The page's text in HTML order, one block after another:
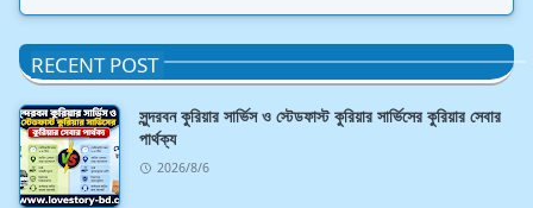
RECENT POST
সুন্দরবন কুরিয়ার সার্ভিস ও স্টেডফাস্ট কুরিয়ার সার্ভিসের কুরিয়ার সেবার
পার্থক্য
2026/8/6